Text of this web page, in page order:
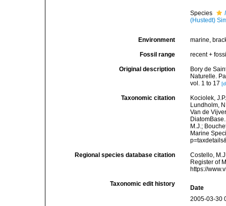
Species
(Hustedt)
Environment marine,
Fossil range recent +
Original description
Bory de
Naturelle.
vol. 1 to 17
Taxonomic citation
Kociolek,
Lundholm,
Van de
M.J.;
Marine
Regional species database citation
Costello,
Register of
https://
Taxonomic edit history
Date
2005-03-30